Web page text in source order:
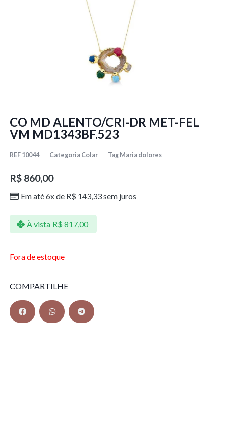
CO MD ALENTO/CRI-DR MET-FEL
VM MD1343BF.523
REF 10044 Categoria Colar Tag Maria dolores
R$860,00
Em até 6x de R$ 143,33sem juros
À vista R$ 817,00
Fora de estoque
COMPARTILHE